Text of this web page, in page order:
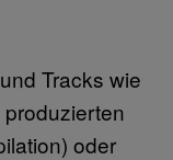
und Tracks wie
oder